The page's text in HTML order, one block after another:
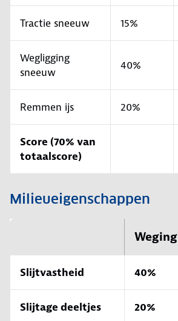
Tractie sneeuw 15%
Wegligging
sneeuw
40%
Remmen ijs 20%
Score (70% van
totaalscore)
Milieueigenschappen
Weging
Slijtvastheid 40%
Slijtage deeltjes 20%